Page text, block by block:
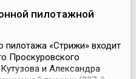
пилотажной
пилотажа «Стрижи» входит
Проскуровского
и Александра